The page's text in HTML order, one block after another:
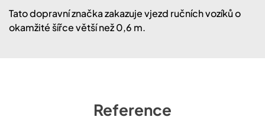
Tato dopravní značka zakazuje vjezd ručních vozíků o
okamžité šířce větší než 0,6 m.
Reference